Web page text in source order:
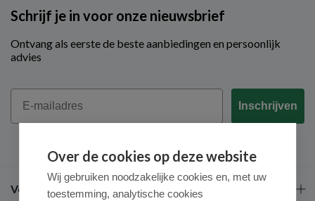
Schrijf je in voor onze nieuwsbrief
Ontvang als eerste de beste aanbiedingen en persoonlijk
advies
Email
Inschrijven
Veel gestelde vragen
Over de cookies op deze website
Wij gebruiken noodzakelijke cookies en, met uw
toestemming, analytische cookies